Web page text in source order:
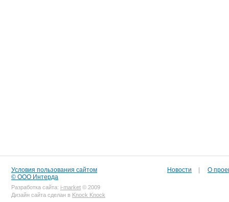
Условия пользования сайтом
© ООО Интерда
Разработка сайта: i-market © 2009
Дизайн сайта сделан в Knock Knock
Новости О